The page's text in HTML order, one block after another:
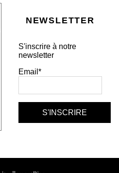
NEWSLETTER
S'inscrire à notre
newsletter
Email*